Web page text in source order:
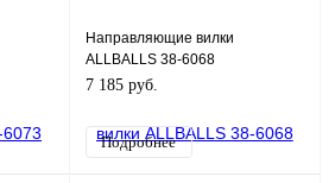
Направляющие вилки
ALLBALLS 38-6068
7 185 руб.
Подробнее